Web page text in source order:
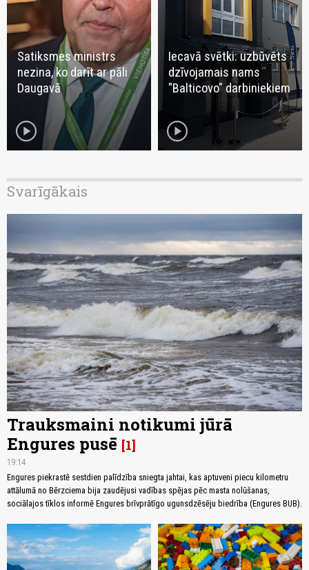
Satiksmes ministrs
nezina, ko darīt ar pāli
Daugavā
play_circle
Iecavā svētki: uzbūvēts
dzīvojamais nams
"Balticovo" darbiniekiem
play_circle
Svarīgākais
Trauksmaini notikumi jūrā
Engures pusē 1
19:14
Engures piekrastē sestdien palīdzība sniegta jahtai, kas aptuveni piecu kilometru
attālumā no Bērzciema bija zaudējusi vadības spējas pēc masta nolūšanas,
sociālajos tīklos informē Engures brīvprātīgo ugunsdzēsēju biedrība (Engures BUB).